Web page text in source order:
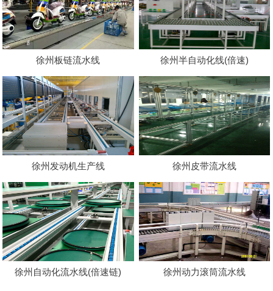
徐州板链流水线 徐州半自动化线(倍速)
徐州发动机生产线 徐州皮带流水线
徐州自动化流水线(倍速链) 徐州动力滚筒流水线